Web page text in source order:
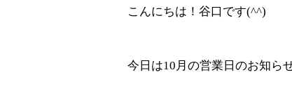
こんにちは！谷口です(^^)
今日は10月の営業日のお知ら